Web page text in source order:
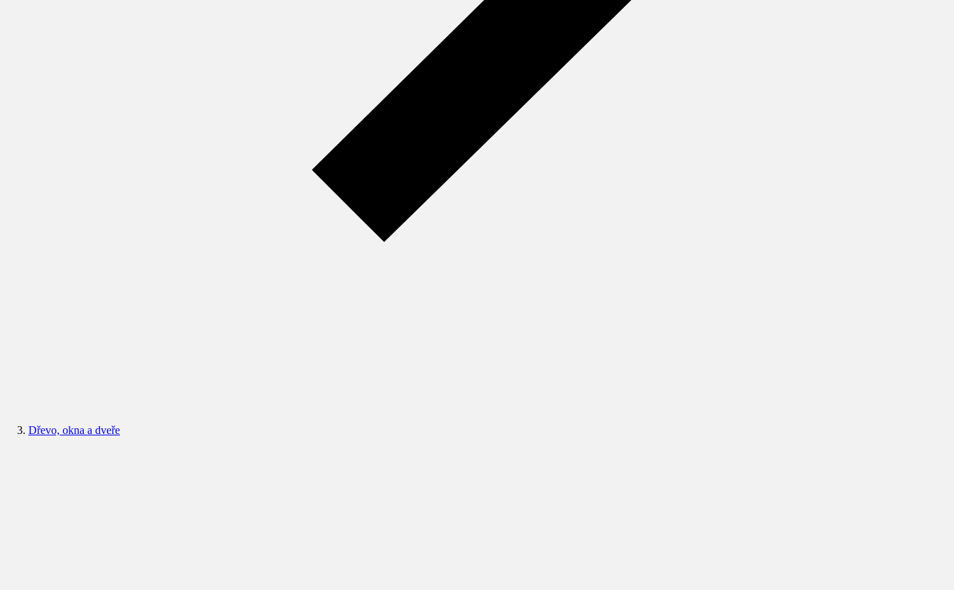
Dřevo, okna a dveře